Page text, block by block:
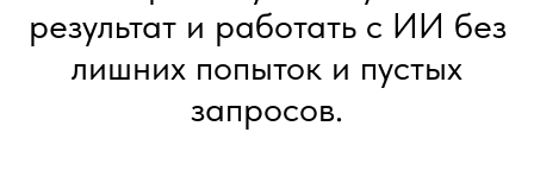
результат и работать с ИИ без
лишних попыток и пустых
запросов.